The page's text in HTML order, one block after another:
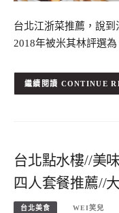
台北江浙菜推薦，說
2018年被米其林評選
CONTINUE
台北點水樓//美
四人套餐推薦//
台北美食 WEI笑兒